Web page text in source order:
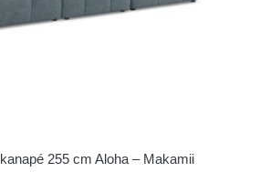
255 cm Aloha – Makamii